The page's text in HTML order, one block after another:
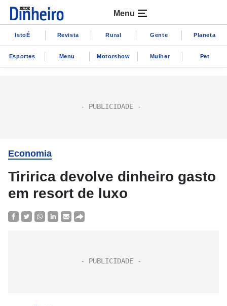
Menu
IstoÉ Revista Rural Gente Planeta
Esportes Menu Motorshow Mulher Pet
Economia
Tiririca devolve dinheiro gasto
em resort de luxo